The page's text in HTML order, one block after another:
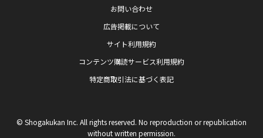
お問い合わせ
広告掲載について
サイト利用規約
コンテンツ購読サービス利用規約
特定商取引法に基づく表記
© Shogakukan Inc. All rights reserved. No reproduction or republication
without written permission.